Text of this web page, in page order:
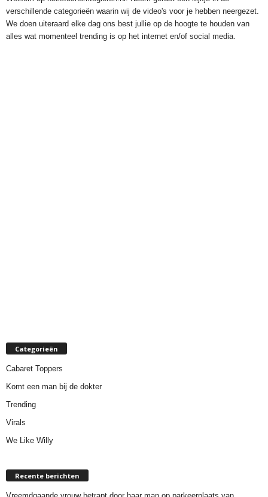
verschillende categorieën waarin wij de video's voor je hebben neergezet.
We doen uiteraard elke dag ons best jullie op de hoogte te houden van
alles wat momenteel trending is op het internet en/of social media.
Categorieën
Cabaret Toppers
Komt een man bij de dokter
Trending
Virals
We Like Willy
Recente berichten